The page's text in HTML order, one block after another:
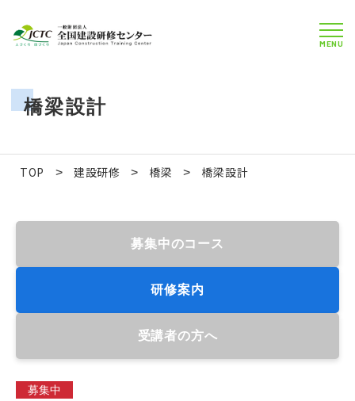
MENU
橋梁設計
TOP > 建設研修 > 橋梁 > 橋梁設計
募集中のコース
研修案内
受講者の方へ
募集中